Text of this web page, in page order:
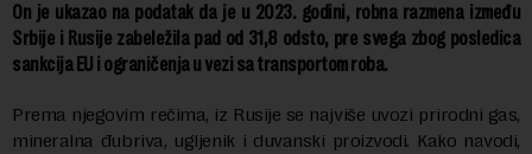
On je ukazao na podatak da je u 2023. godini, robna razmena između
Srbije i Rusije zabeležila pad od 31,8 odsto, pre svega zbog posledica
sankcija EU i ograničenja u vezi sa transportom roba.
Prema njegovim rečima, iz Rusije se najviše uvozi prirodni gas,
mineralna đubriva, ugljenik i duvanski proizvodi. Kako navodi,